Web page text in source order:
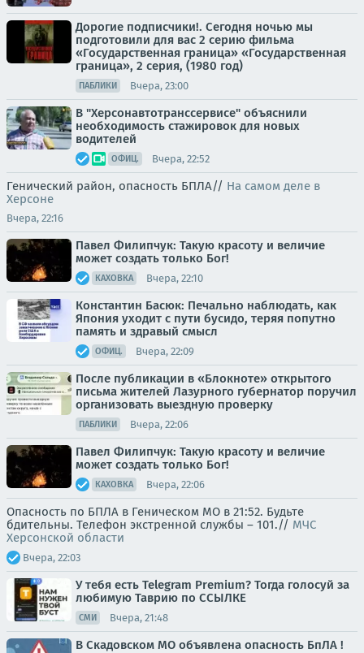
Дорогие подписчики!. Сегодня ночью мы
подготовили для вас 2 серию фильма
«Государственная граница» «Государственная
граница», 2 серия, (1980 год)
ПАБЛИКИ Вчера, 23:00
В "Херсонавтотранссервисе" объяснили
необходимость стажировок для новых
водителей
ОФИЦ. Вчера, 22:52
Генический район, опасность БПЛА// На самом деле в
Херсоне
Вчера, 22:16
Павел Филипчук: Такую красоту и величие
может создать только Бог!
КАХОВКА Вчера, 22:10
Константин Басюк: Печально наблюдать, как
Япония уходит с пути бусидо, теряя попутно
память и здравый смысл
ОФИЦ. Вчера, 22:09
После публикации в «Блокноте» открытого
письма жителей Лазурного губернатор поручил
организовать выездную проверку
ПАБЛИКИ Вчера, 22:06
Павел Филипчук: Такую красоту и величие
может создать только Бог!
КАХОВКА Вчера, 22:06
Опасность по БПЛА в Геническом МО в 21:52. Будьте
бдительны. Телефон экстренной службы – 101.// МЧС
Херсонской области
Вчера, 22:03
У тебя есть Telegram Premium? Тогда голосуй за
любимую Таврию по ССЫЛКЕ
СМИ Вчера, 21:48
В Скадовском МО объявлена опасность БпЛА !